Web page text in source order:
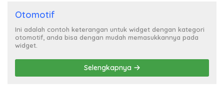
Otomotif
Ini adalah contoh keterangan untuk widget dengan kategori
otomotif, anda bisa dengan mudah memasukkannya pada
widget.
Selengkapnya